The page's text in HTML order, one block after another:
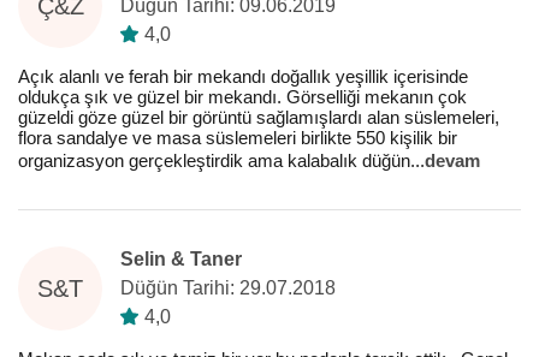
Ç&Z
Düğün Tarihi: 09.06.2019
4,0
Açık alanlı ve ferah bir mekandı doğallık yeşillik içerisinde
oldukça şık ve güzel bir mekandı. Görselliği mekanın çok
güzeldi göze güzel bir görüntü sağlamışlardı alan süslemeleri,
flora sandalye ve masa süslemeleri birlikte 550 kişilik bir
organizasyon gerçekleştirdik ama kalabalık düğün...devam
S&T
Selin & Taner
Düğün Tarihi: 29.07.2018
4,0